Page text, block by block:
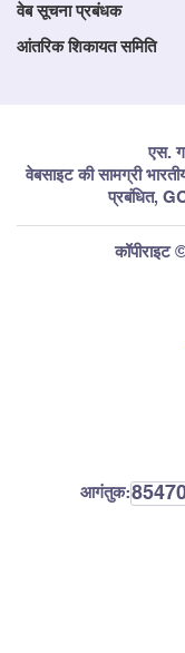
वेब सूचना प्रबंधक
आंतरिक शिकायत समिति
एस.
वेबसाइट की सामग्री
प्रबंधित,
कॉपीराइट
आगंतुक: